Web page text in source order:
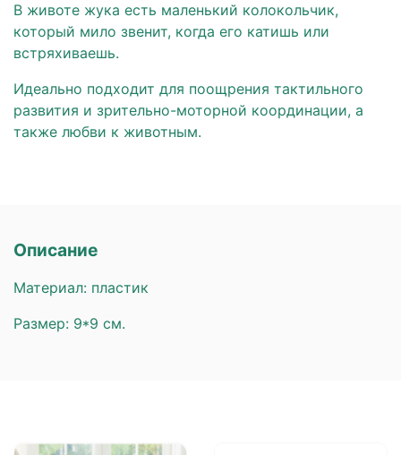
В животе жука есть маленький колокольчик,
который мило звенит, когда его катишь или
встряхиваешь.
Идеально подходит для поощрения тактильного
развития и зрительно-моторной координации, а
также любви к животным.
Описание
Материал: пластик
Размер: 9*9 см.